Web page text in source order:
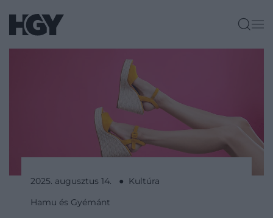
2025. augusztus 14. ● Kultúra
Hamu és Gyémánt